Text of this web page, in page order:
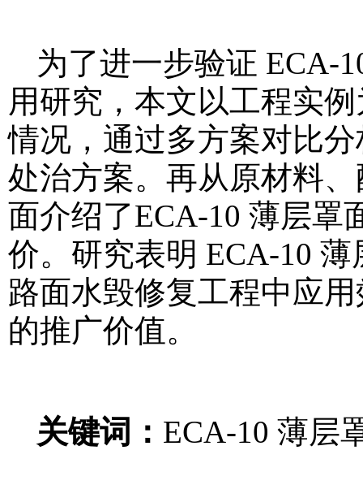
为了进一步验证 ECA-
用研究，本文以工程实
情况，通过多方案对比
处治方案。再从原材料
面介绍了ECA-10 薄层罩
价。研究表明 ECA-10
路面水毁修复工程中应
的推广价值。
关键词： ECA-10 薄层